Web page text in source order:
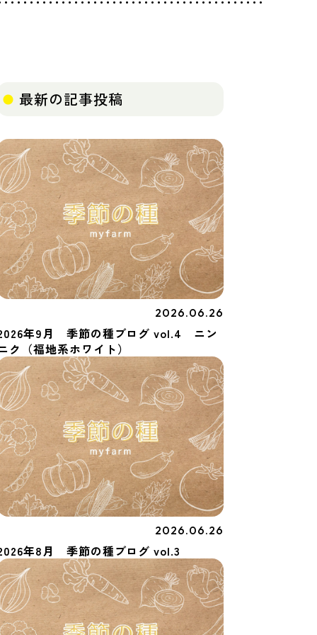
最新の記事投稿
2026.06.26
年9月 季節の種ブログ vol.4 ニン
ク（福地系ホワイト）
2026.06.26
年8月 季節の種ブログ vol.3